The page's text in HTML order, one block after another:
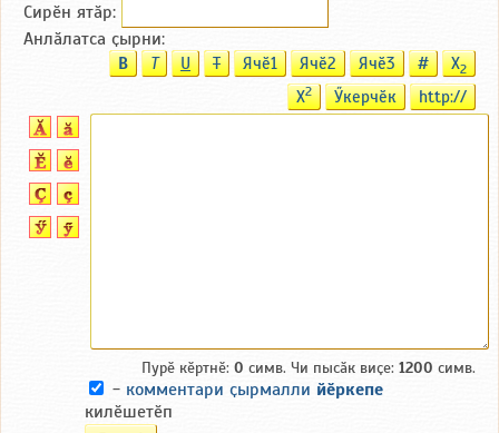
Сирӗн ятӑp:
Анлӑлатса ҫырни:
B T U T Ячӗ1 Ячӗ2 Ячӗ3 # X2
X2 Ӳкерчӗк http://
Пурӗ кӗртнӗ: 0 симв. Чи пысӑк виҫе: 1200 симв.
- комментари ҫырмалли йӗркепе
килӗшетӗп